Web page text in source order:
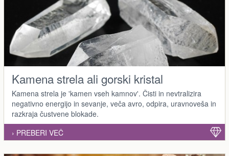
Kamena strela ali gorski kristal
Kamena strela je 'kamen vseh kamnov'. Čisti in nevtralizira
negativno energijo in sevanje, veča avro, odpira, uravnoveša in
razkraja čustvene blokade.
› PREBERI VEČ